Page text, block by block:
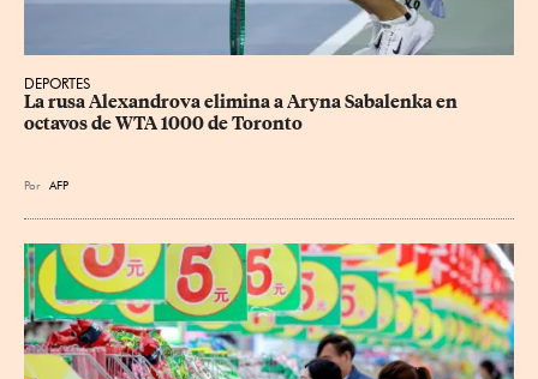
DEPORTES
La rusa Alexandrova elimina a Aryna Sabalenka en
octavos de WTA 1000 de Toronto
Por AFP